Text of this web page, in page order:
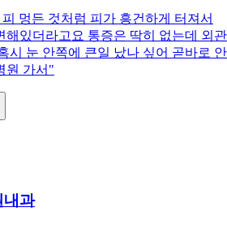
멍든 것처럼 피가 흥건하게 터져서
해있더라고요 통증은 딱히 없는데 외관
시 눈 안쪽에 큰일 났나 싶어 곧바로 안
원 가서 "
내과